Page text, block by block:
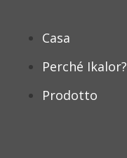
Casa
Perché Ikalor?
Prodotto